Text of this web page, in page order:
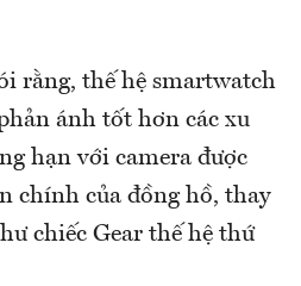
rằng, thế hệ smartwatch
ánh tốt hơn các xu
hạn với camera được
chính của đồng hồ, thay
chiếc Gear thế hệ thứ